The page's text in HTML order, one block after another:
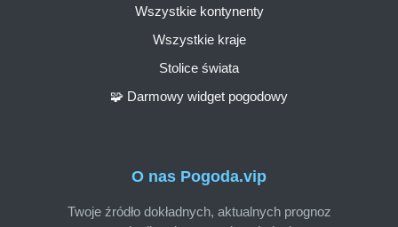
O nas Pogoda.vip
Twoje źródło dokładnych, aktualnych prognoz
Wszystkie kontynenty
Wszystkie kraje
Stolice świata
🧩 Darmowy widget pogodowy